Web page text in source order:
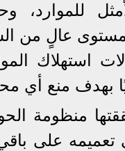
عالٍ من
المواد
بهدف منع أي
منظومة
تعميمه على